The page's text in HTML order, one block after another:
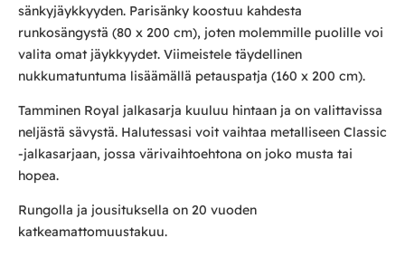
sänkyjäykkyyden. Parisänky koostuu kahdesta
runkosängystä (80 x 200 cm), joten molemmille puolille voi
valita omat jäykkyydet. Viimeistele täydellinen
nukkumatuntuma lisäämällä petauspatja (160 x 200 cm).
Tamminen Royal jalkasarja kuuluu hintaan ja on valittavissa
neljästä sävystä. Halutessasi voit vaihtaa metalliseen Classic
-jalkasarjaan, jossa värivaihtoehtona on joko musta tai
hopea.
Rungolla ja jousituksella on 20 vuoden
katkeamattomuustakuu.